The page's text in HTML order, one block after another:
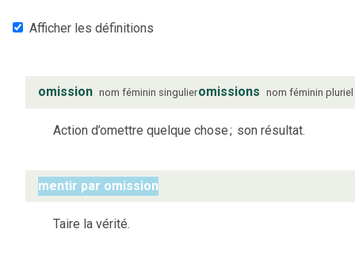
Afficher les définitions
omission nom féminin singulieromissions nom féminin pluriel
Action d’omettre quelque chose; son résultat.
mentir par omission
Taire la vérité.